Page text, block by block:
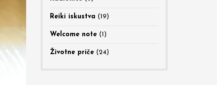
Reiki iskustva (19)
Welcome note(1)
Životne priče(24)